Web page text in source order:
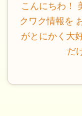
こんにちわ！
クワク情報を
がとにかく大
だ